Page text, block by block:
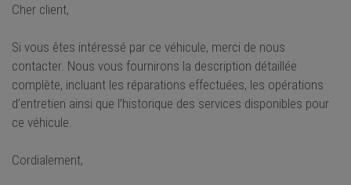
Cher client,
Si vous êtes intéressé par ce véhicule, merci de nous
contacter. Nous vous fournirons la description détaillée
complète, incluant les réparations effectuées, les opérations
d’entretien ainsi que l’historique des services disponibles pour
ce véhicule.
Cordialement,